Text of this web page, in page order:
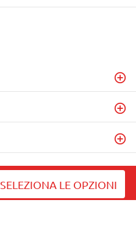
SELEZIONA LE OPZIONI